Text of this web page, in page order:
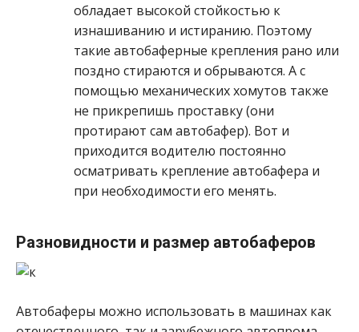
обладает высокой стойкостью к
изнашиванию и истиранию. Поэтому
такие автобаферные крепления рано или
поздно стираются и обрываются. А с
помощью механических хомутов также
не прикрепишь проставку (они
протирают сам автобафер). Вот и
приходится водителю постоянно
осматривать крепление автобафера и
при необходимости его менять.
Разновидности и размер автобаферов
Автобаферы можно использовать в машинах как